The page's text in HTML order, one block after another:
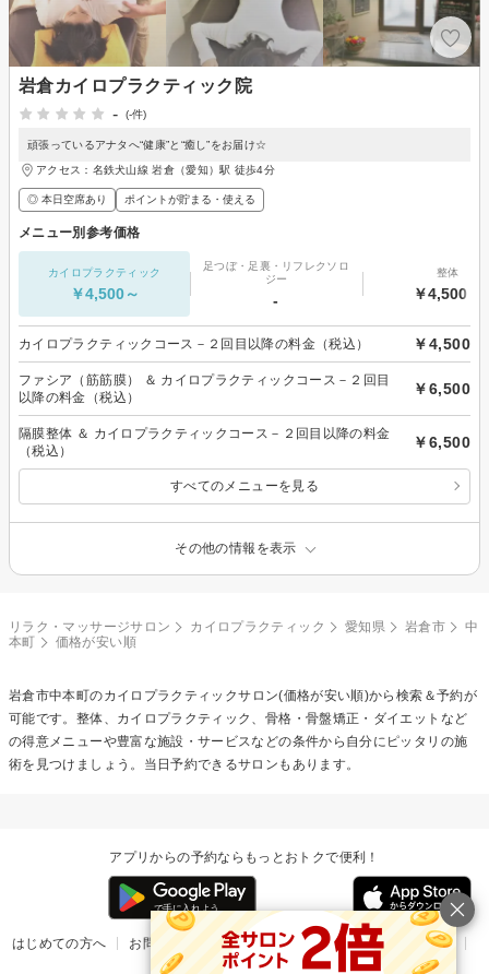
岩倉カイロプラクティック院
-
(-件)
頑張っているアナタへ“健康”と“癒し”をお届け☆
アクセス：名鉄犬山線 岩倉（愛知）駅 徒歩4分
◎ 本日空席あり ポイントが貯まる・使える
メニュー別参考価格
カイロプラクティック
￥4,500～
足つぼ・足裏・リフレクソロ
ジー
-
整体
￥4,500～
カイロプラクティックコース－２回目以降の料金（税込） ￥4,500
ファシア（筋筋膜） ＆ カイロプラクティックコース－２回目
以降の料金（税込）
￥6,500
隔膜整体 ＆ カイロプラクティックコース－２回目以降の料金
（税込）
￥6,500
すべてのメニューを見る
その他の情報を表示
リラク・マッサージサロン カイロプラクティック 愛知県 岩倉市
中
本町
価格が安い順
岩倉市中本町のカイロプラクティックサロン(価格が安い順)から検索＆予約が
可能です。整体、カイロプラクティック、骨格・骨盤矯正・ダイエットなど
の得意メニューや豊富な施設・サービスなどの条件から自分にピッタリの施
術を見つけましょう。当日予約できるサロンもあります。
アプリからの予約ならもっとおトクで便利！
はじめての方へ お問い合わせ ヘルプ リリース情報
利用規約
掲載ご希望のサロン様